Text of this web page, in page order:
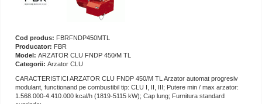
Cod produs: FBRFNDP450MTL
Producator: FBR
Model: ARZATOR CLU FNDP 450/M TL
Categorii: Arzator CLU
CARACTERISTICI ARZATOR CLU FNDP 450/M TL Arzator automat progresiv
modulant, functionand pe combustibil tip: CLU I, II, III; Putere min / max arzator:
1.568.000-4.410.000 kcal/h (1819-5115 kW); Cap lung; Furnitura standard